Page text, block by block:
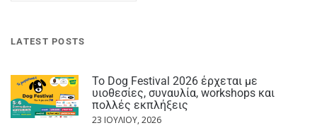
LATEST POSTS
Το Dog Festival 2026 έρχεται με
υιοθεσίες, συναυλία, workshops και
πολλές εκπλήξεις
23 ΙΟΥΛΊΟΥ, 2026